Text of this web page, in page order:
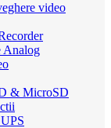
video
Analog
& MicroSD